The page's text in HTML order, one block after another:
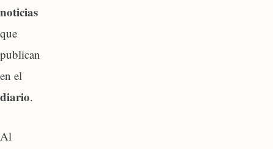
noticias
que
publican
en el
diario.
Al